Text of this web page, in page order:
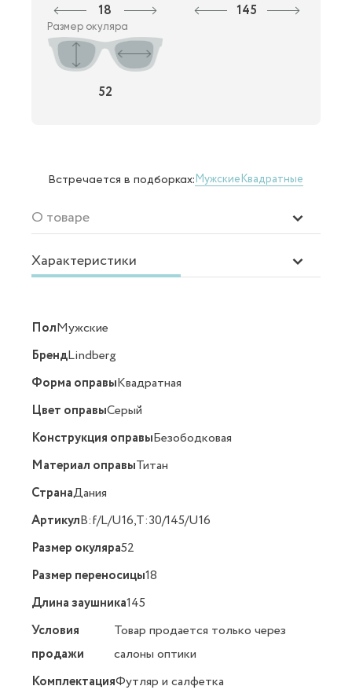
18 145
Размер окуляра
52
Встречается в подборках:МужскиеКвадратные
О товаре
Характеристики
ПолМужские
БрендLindberg
Форма оправыКвадратная
Цвет оправыСерый
Конструкция оправыБезободковая
Материал оправыТитан
СтранаДания
АртикулB:f/L/U16,T:30/145/U16
Размер окуляра52
Размер переносицы18
Длина заушника145
Условия
продажи
Товар продается только через
салоны оптики
КомплектацияФутляр и салфетка